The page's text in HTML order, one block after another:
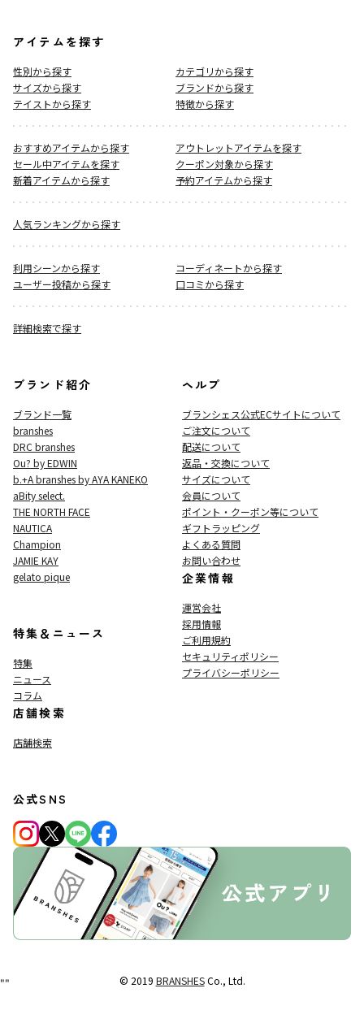
アイテムを探す
性別から探す
カテゴリから探す
サイズから探す
ブランドから探す
テイストから探す
特徴から探す
おすすめアイテムから探す
アウトレットアイテムを探す
セール中アイテムを探す
クーポン対象から探す
新着アイテムから探す
予約アイテムから探す
人気ランキングから探す
利用シーンから探す
コーディネートから探す
ユーザー投稿から探す
口コミから探す
詳細検索で探す
ブランド紹介
ブランド一覧
branshes
DRC branshes
Ou? by EDWIN
b.+A branshes by AYA KANEKO
aBity select.
THE NORTH FACE
NAUTICA
Champion
JAMIE KAY
gelato pique
特集＆ニュース
特集
ニュース
コラム
店舗検索
店舗検索
ヘルプ
ブランシェス公式ECサイトについて
ご注文について
配送について
返品・交換について
サイズについて
会員について
ポイント・クーポン等について
ギフトラッピング
よくある質問
お問い合わせ
企業情報
運営会社
採用情報
ご利用規約
セキュリティポリシー
プライバシーポリシー
公式SNS
© 2019 BRANSHESCo., Ltd.
""